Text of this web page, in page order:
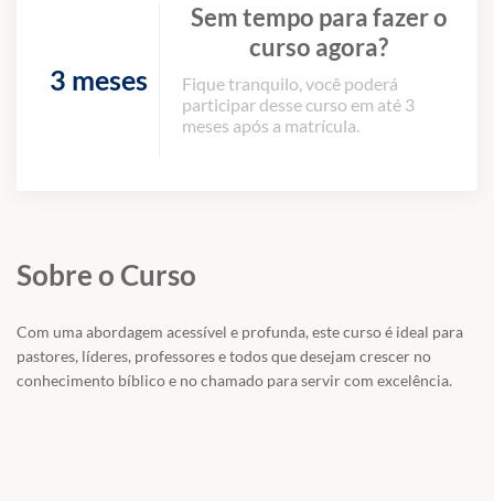
3 meses
Sem tempo para fazer o
curso agora?
Fique tranquilo, você poderá
participar desse curso em até 3
meses após a matrícula.
Sobre o Curso
Com uma abordagem acessível e profunda, este curso é ideal para
pastores, líderes, professores e todos que desejam crescer no
conhecimento bíblico e no chamado para servir com excelência.